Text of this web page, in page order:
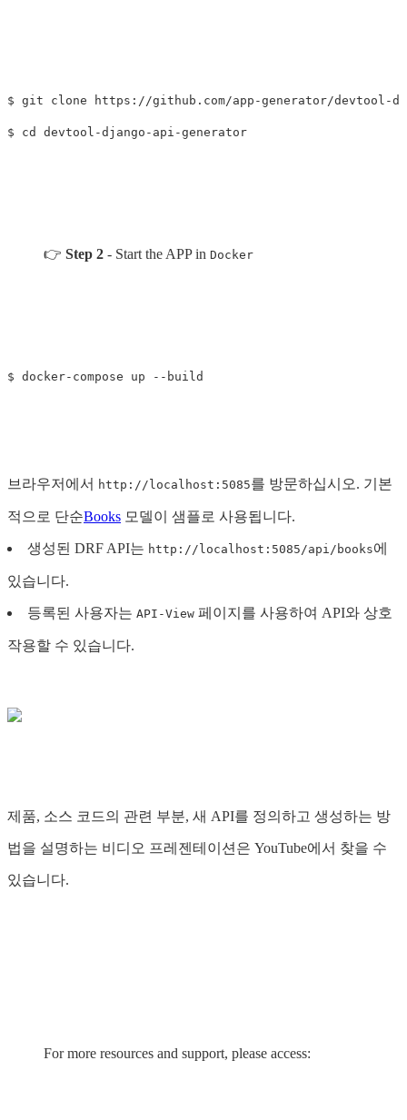
$
$ cd
👉 Step 2 - Start the APP in Docker
$ docker-compose up --build
브라우저에서 http://localhost:5085를 방문하십시오. 기본
적으로 단순Books 모델이 샘플로 사용됩니다.
생성된 DRF API는 http://localhost:5085/api/books에
있습니다.
등록된 사용자는 API-View 페이지를 사용하여 API와 상호
작용할 수 있습니다.
제품, 소스 코드의 관련 부분, 새 API를 정의하고 생성하는 방
법을 설명하는 비디오 프레젠테이션은 YouTube에서 찾을 수
있습니다.
For more resources and support, please access: